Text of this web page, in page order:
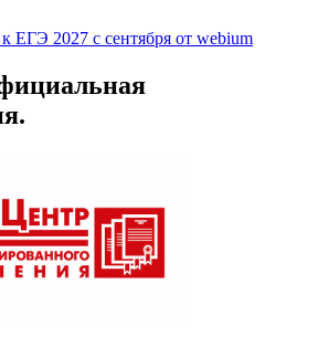
ЕГЭ 2027 с сентября от webium